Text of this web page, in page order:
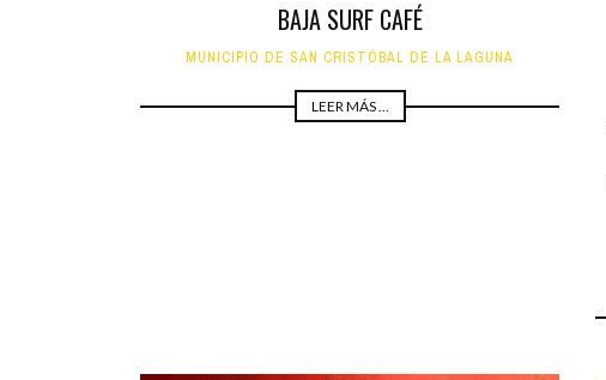
BAJA SURF CAFÉ
MUNICIPIO DE SAN CRISTÓBAL DE LA LAGUNA
LEER MÁS ...